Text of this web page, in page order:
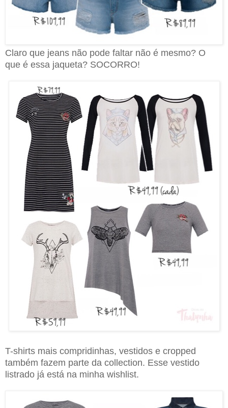
Claro que jeans não pode faltar não é mesmo? O
que é essa jaqueta? SOCORRO!
T-shirts mais compridinhas, vestidos e cropped
também fazem parte da collection. Esse vestido
listrado já está na minha wishlist.